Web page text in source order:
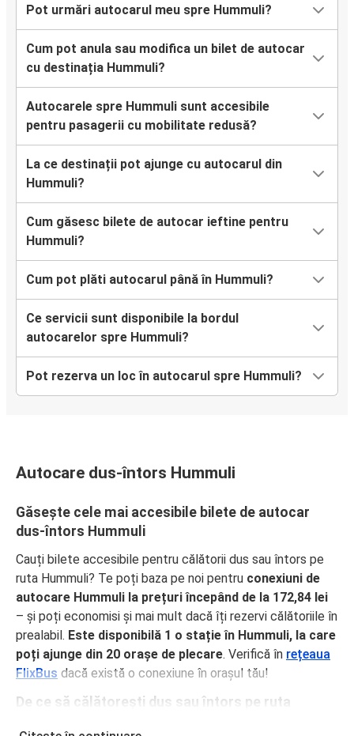
Pot urmări autocarul meu spre Hummuli?
Cum pot anula sau modifica un bilet de autocar
cu destinația Hummuli?
Autocarele spre Hummuli sunt accesibile
pentru pasagerii cu mobilitate redusă?
La ce destinații pot ajunge cu autocarul din
Hummuli?
Cum găsesc bilete de autocar ieftine pentru
Hummuli?
Cum pot plăti autocarul până în Hummuli?
Ce servicii sunt disponibile la bordul
autocarelor spre Hummuli?
Pot rezerva un loc în autocarul spre Hummuli?
Autocare dus-întors Hummuli
Găsește cele mai accesibile bilete de autocar
dus-întors Hummuli
Cauți bilete accesibile pentru călătorii dus sau întors pe
ruta Hummuli? Te poți baza pe noi pentru conexiuni de
autocare Hummuli la prețuri începând de la 172,84 lei
– și poți economisi și mai mult dacă îți rezervi călătoriile în
prealabil. Este disponibilă 1 o stație în Hummuli, la care
poți ajunge din 20 orașe de plecare. Verifică în rețeaua
FlixBus dacă există o conexiune în orașul tău!
De ce să călătorești dus sau întors pe ruta